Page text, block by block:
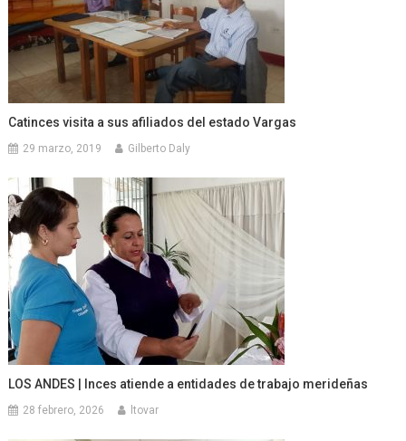
Catinces visita a sus afiliados del estado Vargas
29 marzo, 2019 Gilberto Daly
LOS ANDES | Inces atiende a entidades de trabajo merideñas
28 febrero, 2026 ltovar